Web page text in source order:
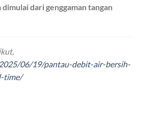
dari genggaman tangan
06/19/pantau-debit-air-bersih-
time/